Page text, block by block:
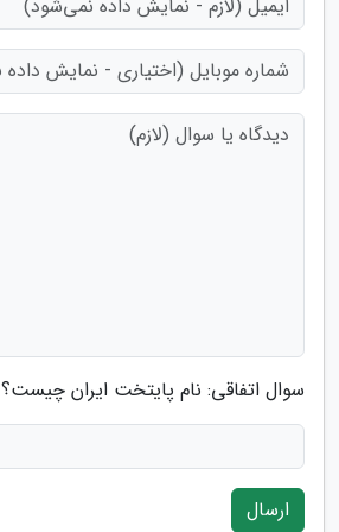
سوال اتفاقی: نام پایتخت ایران چیست؟
ارسال